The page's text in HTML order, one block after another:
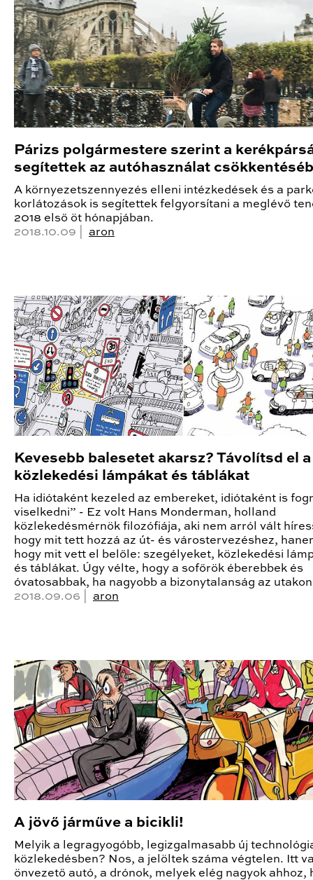
Párizs polgármestere szerint a
segítettek az autóhasználat
A környezetszennyezés elleni intézkedések és a
korlátozások is segítettek felgyorsítani a meglévő
2018 első öt hónapjában.
2018.10.09 | aron
Kevesebb balesetet akarsz? Távolítsd el a
közlekedési lámpákat és táblákat
Ha idiótaként kezeled az embereket, idiótaként is
viselkedni” - Ez volt Hans Monderman, holland
közlekedésmérnök filozófiája, aki nem arról vált
hogy mit tett hozzá az út- és várostervezéshez,
hogy mit vett el belőle: szegélyeket, közlekedési
és táblákat. Úgy vélte, hogy a sofőrök éberebbek és
óvatosabbak, ha nagyobb a bizonytalanság az
2018.09.06 | aron
A jövő járműve a bicikli!
Melyik a legragyogóbb, legizgalmasabb új
közlekedésben? Nos, a jelöltek száma végtelen. Itt
önvezető autó, a drónok, melyek elég nagyok ahhoz,